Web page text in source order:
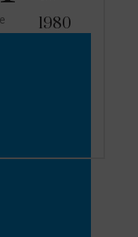
1980